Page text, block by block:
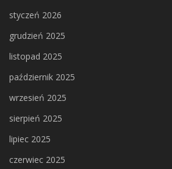
styczeń 2026
grudzień 2025
listopad 2025
październik 2025
wrzesień 2025
sierpień 2025
lipiec 2025
czerwiec 2025